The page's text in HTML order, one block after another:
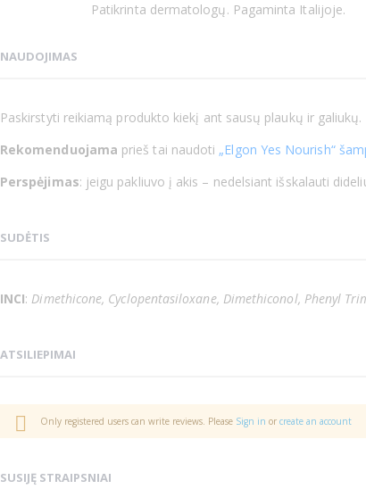
Patikrinta dermatologų. Pagaminta Italijoje.
NAUDOJIMAS
Paskirstyti reikiamą produkto kiekį ant sausų plaukų ir
Rekomenduojama prieš tai naudoti „Elgon Yes Nourish“
Perspėjimas: jeigu pakliuvo į akis – nedelsiant išskalauti
SUDĖTIS
INCI: Dimethicone, Cyclopentasiloxane, Dimethiconol, Phenyl
ATSILIEPIMAI
Only registered users can write reviews. Please Sign in or create an account
SUSIJĘ STRAIPSNIAI